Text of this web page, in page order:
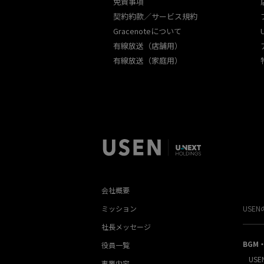
契約約款／サービス規約
Gracenoteについて
有線放送（店舗用）
有線放送（家庭用）
会社概要
ミッション
社長メッセージ
役員一覧
BGM